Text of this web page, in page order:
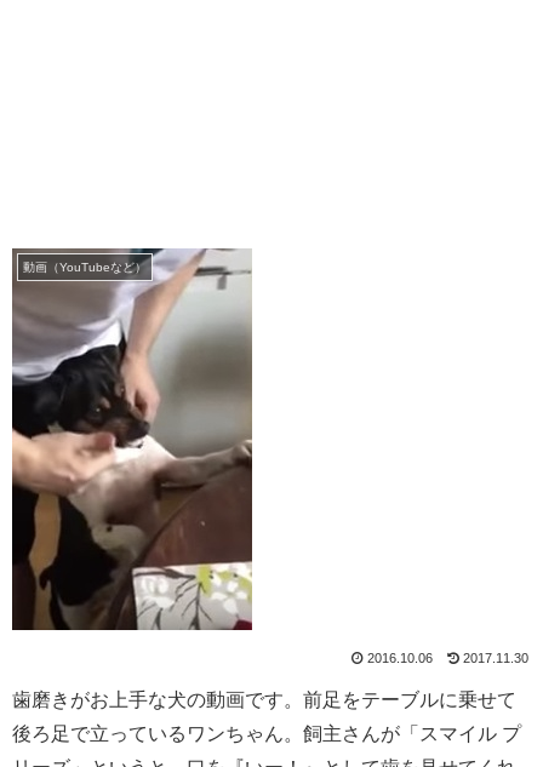
動画（YouTubeなど）
2016.10.06 2017.11.30
歯磨きがお上手な犬の動画です。前足をテーブルに乗せて
後ろ足で立っているワンちゃん。飼主さんが「スマイル プ